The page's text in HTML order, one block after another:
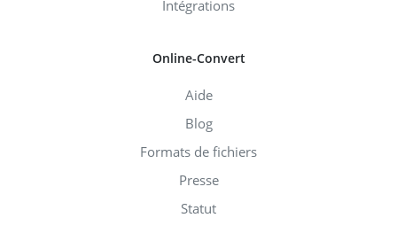
Intégrations
Online-Convert
Aide
Blog
Formats de fichiers
Presse
Statut